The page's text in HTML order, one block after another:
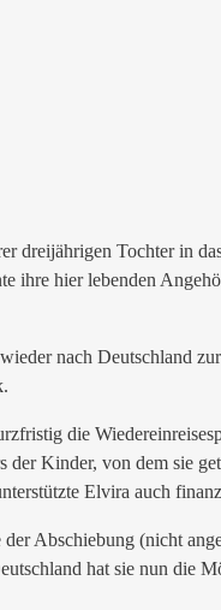
Tochter in
ihre hier lebenden
nach Deutschland
die
Kinder, von dem sie
Elvira auch
Abschiebung (nicht
hat sie nun die